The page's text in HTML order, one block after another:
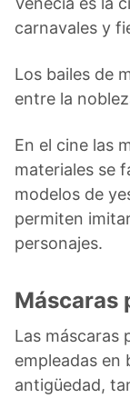
carnavales y
Los bailes de
entre la
En el cine las
materiales se
modelos de
permiten
personajes.
Máscaras
Las máscaras
empleadas en
antigüedad,